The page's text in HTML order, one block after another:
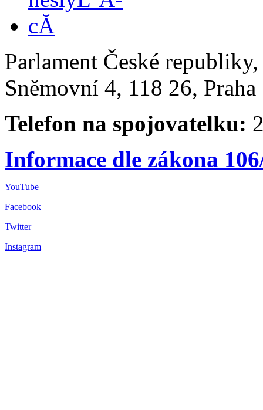
Parlament České
Sněmovní 4, 118 26,
Telefon na spojovatelku:
Informace dle zákona
YouTube
Facebook
Twitter
Instagram